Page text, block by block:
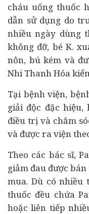
cháu uống thuốc
dẫn sử dụng do
nhiều ngày dùng
không đỡ, bé K.
nôn, bú kém và
Nhi Thanh Hóa
Tại bệnh viện,
giải độc đặc
điều trị và chăm
và được ra viện
Theo các bác sĩ,
giảm đau được
mua. Dù có nhiều
thuốc đều chứa
hoặc liên tiếp